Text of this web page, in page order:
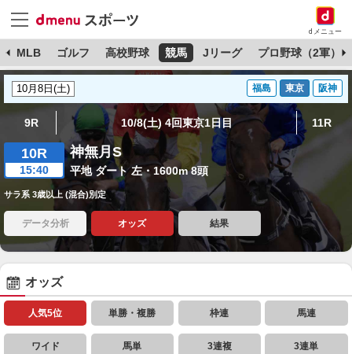
dメニュー
MLB ゴルフ 高校野球 競馬 Jリーグ プロ野球（2軍）
福島 東京 阪神
9R 10/8(土) 4回東京1日目 11R
10R
15:40
神無月S
平地 ダート 左・1600m 8頭
サラ系 3歳以上 (混合)別定
データ分析 オッズ 結果
オッズ
人気5位 単勝・複勝 枠連 馬連
ワイド 馬単 3連複 3連単